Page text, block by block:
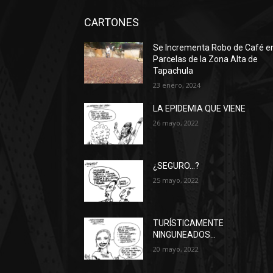
CARTONES
Se Incrementa Robo de Café
Parcelas de la Zona Alta de
Tapachula
23 enero, 2024
LA EPIDEMIA QUE VIENE
26 mayo, 2022
¿SEGURO…?
25 mayo, 2022
TURÍSTICAMENTE
NINGUNEADOS…
20 mayo, 2022